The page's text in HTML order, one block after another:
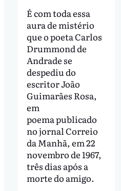
É com toda essa
aura de mistério
que o poeta Carlos
Drummond de
Andrade se
despediu do
escritor João
Guimarães Rosa,
em
poema publicado
no jornal Correio
da Manhã, em 22
novembro de 1967,
três dias após a
morte do amigo.